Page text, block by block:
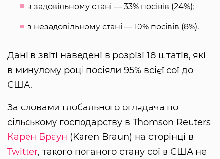
в задовільному стані — 33% посівів (24%);
в незадовільному стані — 10% посівів (8%).
Дані в звіті наведені в розрізі 18 штатів, які
в минулому році посіяли 95% всієї сої до
США.
За словами глобального оглядача по
сільському господарству в Thomson Reuters
Карен Браун (Karen Braun) на сторінці в
Twitter, такого поганого стану сої в США не